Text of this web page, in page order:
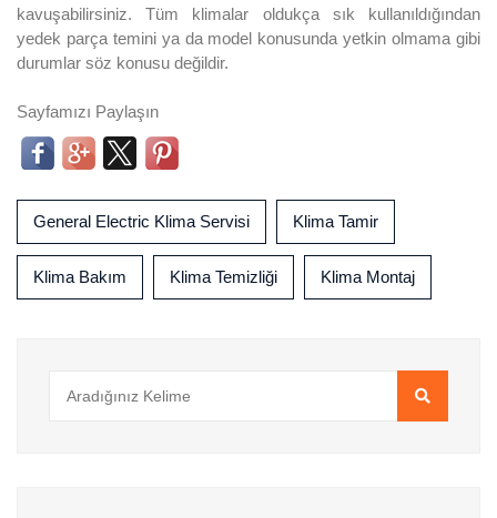
kavuşabilirsiniz. Tüm klimalar oldukça sık kullanıldığından
yedek parça temini ya da model konusunda yetkin olmama gibi
durumlar söz konusu değildir.
Sayfamızı Paylaşın
General Electric Klima Servisi Klima Tamir
Klima Bakım Klima Temizliği Klima Montaj